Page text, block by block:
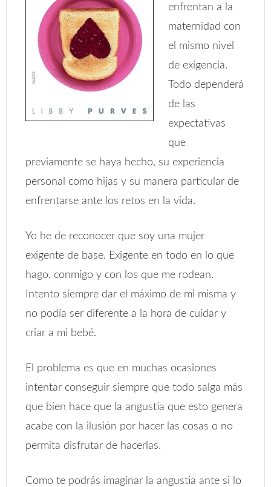
enfrentan a la
maternidad con
el mismo nivel
de exigencia.
Todo dependerá
de las
expectativas
que
previamente se haya hecho, su experiencia
personal como hijas y su manera particular de
enfrentarse ante los retos en la vida.
Yo he de reconocer que soy una mujer
exigente de base. Exigente en todo en lo que
hago, conmigo y con los que me rodean.
Intento siempre dar el máximo de mi misma y
no podía ser diferente a la hora de cuidar y
criar a mi bebé.
El problema es que en muchas ocasiones
intentar conseguir siempre que todo salga más
que bien hace que la angustia que esto genera
acabe con la ilusión por hacer las cosas o no
permita disfrutar de hacerlas.
Como te podrás imaginar la angustia ante si lo